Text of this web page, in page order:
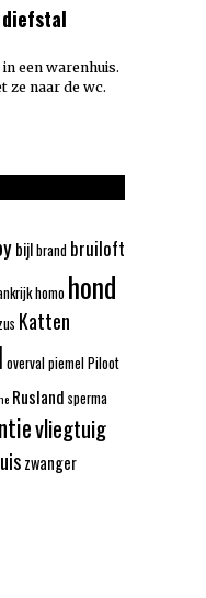
diefstal
een warenhuis.
ze naar de wc.
bijlbrand bruiloft
homo hond
Katten
overvalpiemelPiloot
Rusland sperma
vliegtuig
zwanger